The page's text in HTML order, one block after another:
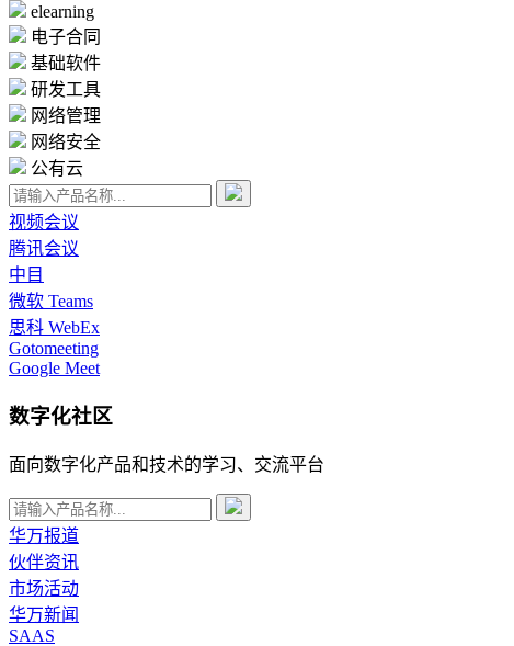
elearning
电子合同
基础软件
研发工具
网络管理
网络安全
公有云
视频会议
腾讯会议
中目
微软 Teams
思科 WebEx
Gotomeeting
Google Meet
数字化社区
面向数字化产品和技术的学习、交流平台
华万报道
伙伴资讯
市场活动
华万新闻
SAAS